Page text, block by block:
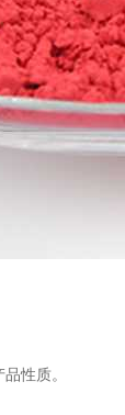
性质。